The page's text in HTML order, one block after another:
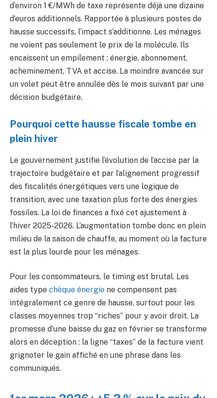
d’environ 1 €/MWh de taxe représente déjà une dizaine
d’euros additionnels. Rapportée à plusieurs postes de
hausse successifs, l’impact s’additionne. Les ménages
ne voient pas seulement le prix de la molécule. Ils
encaissent un empilement : énergie, abonnement,
acheminement, TVA et accise. La moindre avancée sur
un volet peut être annulée dès le mois suivant par une
décision budgétaire.
Pourquoi cette hausse fiscale tombe en
plein hiver
Le gouvernement justifie l’évolution de l’accise par la
trajectoire budgétaire et par l’alignement progressif
des fiscalités énergétiques vers une logique de
transition, avec une taxation plus forte des énergies
fossiles. La loi de finances a fixé cet ajustement à
l’hiver 2025-2026. L’augmentation tombe donc en plein
milieu de la saison de chauffe, au moment où la facture
est la plus lourde pour les ménages.
Pour les consommateurs, le timing est brutal. Les
aides type chèque énergie ne compensent pas
intégralement ce genre de hausse, surtout pour les
classes moyennes trop “riches” pour y avoir droit. La
promesse d’une baisse du gaz en février se transforme
alors en déception : la ligne “taxes” de la facture vient
grignoter le gain affiché en une phrase dans les
communiqués.